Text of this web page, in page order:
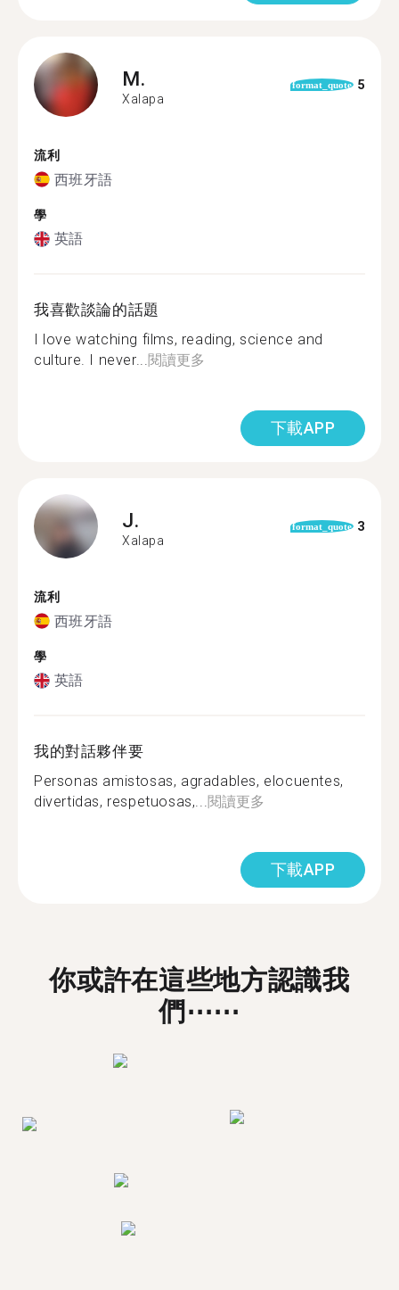
M.
Xalapa
format_quote 5
流利
西班牙語
學
英語
我喜歡談論的話題
I love watching films, reading, science and
culture. I never...閱讀更多
下載APP
J.
Xalapa
format_quote 3
流利
西班牙語
學
英語
我的對話夥伴要
Personas amistosas, agradables, elocuentes,
divertidas, respetuosas,...閱讀更多
下載APP
你或許在這些地方認識我
們⋯⋯